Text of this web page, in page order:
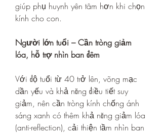
giúp phụ huynh yên tâm hơn khi chọn
kính cho con.
Người lớn tuổi – Cần tròng giảm
lóa, hỗ trợ nhìn ban đêm
Với độ tuổi từ 40 trở lên, võng mạc
dần yếu và khả năng điều tiết suy
giảm, nên cần tròng kính chống ánh
sáng xanh có thêm khả năng giảm lóa
(anti-reflection), cải thiện tầm nhìn ban